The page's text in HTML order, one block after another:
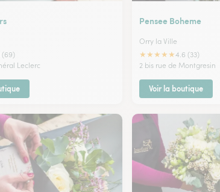
(69)
Leclerc
Pensee Boheme
Orry la Ville
★★★★★4.6 (33)
2 bis rue de Montgresin
Voir la boutique